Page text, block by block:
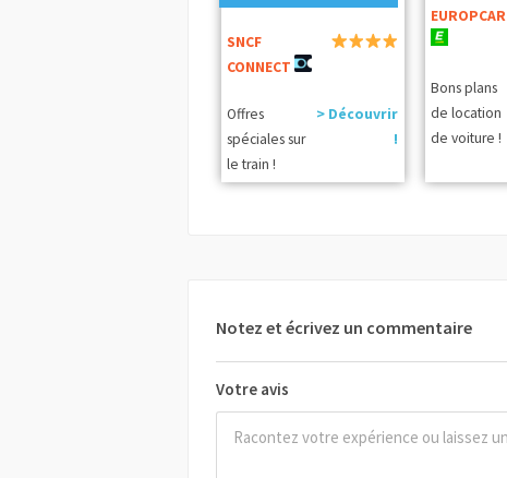
SNCF
CONNECT
Offres
spéciales sur
le train !
> Découvrir
!
EUROPCAR
Bons plans
de location
de voiture !
Notez et écrivez un commentaire
Votre avis